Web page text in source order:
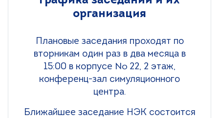
+7 (499) 490-03-03
+7 (800) 600-31-41
8:00-20:00 будни
8:00-18:00 выходные
Записаться на прием
организация
Плановые заседания проходят по
вторникам один раз в два месяца в
15:00 в корпусе № 22, 2 этаж,
конференц-зал симуляционного
центра.
Ближайшее заседание НЭК состоится